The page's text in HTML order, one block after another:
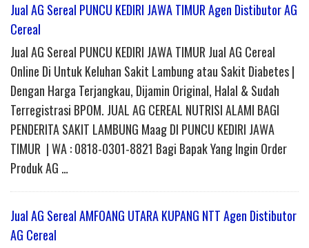
Jual AG Sereal PUNCU KEDIRI JAWA TIMUR Agen Distibutor AG
Cereal
Jual AG Sereal PUNCU KEDIRI JAWA TIMUR Jual AG Cereal
Online Di Untuk Keluhan Sakit Lambung atau Sakit Diabetes |
Dengan Harga Terjangkau, Dijamin Original, Halal & Sudah
Terregistrasi BPOM. JUAL AG CEREAL NUTRISI ALAMI BAGI
PENDERITA SAKIT LAMBUNG Maag DI PUNCU KEDIRI JAWA
TIMUR | WA : 0818-0301-8821 Bagi Bapak Yang Ingin Order
Produk AG …
Jual AG Sereal AMFOANG UTARA KUPANG NTT Agen Distibutor
AG Cereal